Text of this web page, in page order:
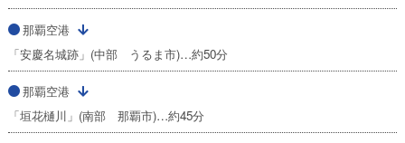
那覇空港
「安慶名城跡」(中部 うるま市)…約50分
那覇空港
「垣花樋川」(南部 那覇市)…約45分